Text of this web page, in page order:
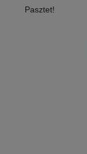
Pasztet!